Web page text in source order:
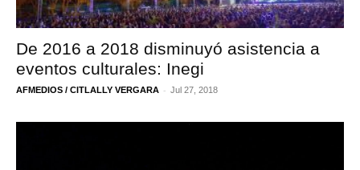
De 2016 a 2018 disminuyó asistencia a
eventos culturales: Inegi
AFMEDIOS / CITLALLY VERGARA - Jul 27, 2018